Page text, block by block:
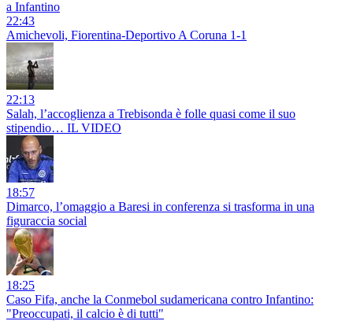
a Infantino
22:43
Amichevoli, Fiorentina-Deportivo A Coruna 1-1
22:13
Salah, l’accoglienza a Trebisonda è folle quasi come il suo
stipendio… IL VIDEO
18:57
Dimarco, l’omaggio a Baresi in conferenza si trasforma in una
figuraccia social
18:25
Caso Fifa, anche la Conmebol sudamericana contro Infantino:
"Preoccupati, il calcio è di tutti"